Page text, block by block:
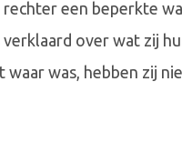
een beperkte
over wat zij
was, hebben zij